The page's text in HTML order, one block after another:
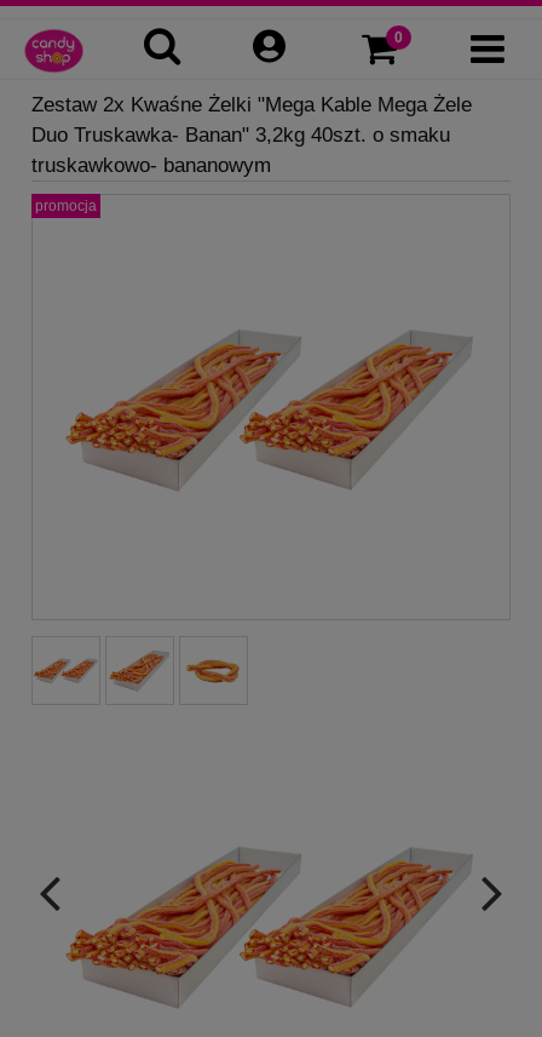
Zestaw 2x Kwaśne Żelki "Mega Kable Mega Żele
Duo Truskawka- Banan" 3,2kg 40szt. o smaku
truskawkowo- bananowym
promocja